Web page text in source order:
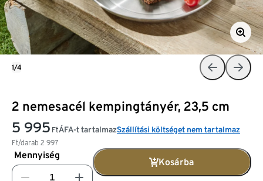
2 nemesacél kempingtányér, 23,5 cm
5 995 Ft
Ft/darab 2 997
ÁFA-t tartalmazSzállítási költséget nem tartalmaz
Mennyiség
Kosárba
1/4